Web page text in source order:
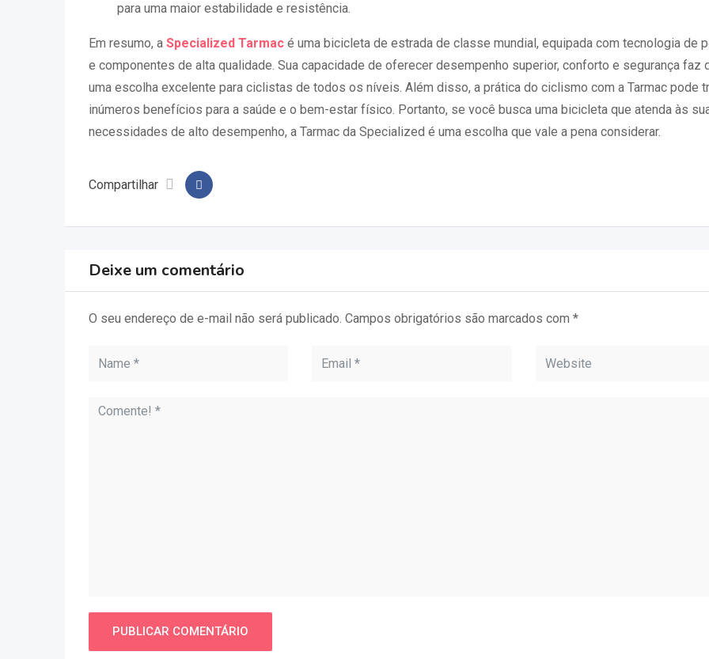
para uma maior estabilidade e resistência.
Em resumo, a Specialized Tarmac é uma bicicleta de estrada de classe mundial, equipada com tecnologia de
e componentes de alta qualidade. Sua capacidade de oferecer desempenho superior, conforto e segurança faz
uma escolha excelente para ciclistas de todos os níveis. Além disso, a prática do ciclismo com a Tarmac pode
inúmeros benefícios para a saúde e o bem-estar físico. Portanto, se você busca uma bicicleta que atenda às
necessidades de alto desempenho, a Tarmac da Specialized é uma escolha que vale a pena considerar.
Compartilhar
Deixe um comentário
O seu endereço de e-mail não será publicado. Campos obrigatórios são marcados com *